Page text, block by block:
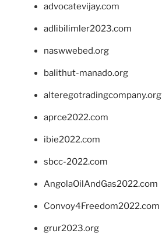
advocatevijay.com
adlibilimler2023.com
naswwebed.org
balithut-manado.org
alteregotradingcompany.org
aprce2022.com
ibie2022.com
sbcc-2022.com
AngolaOilAndGas2022.com
Convoy4Freedom2022.com
grur2023.org